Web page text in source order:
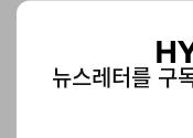
뉴스레터를 구